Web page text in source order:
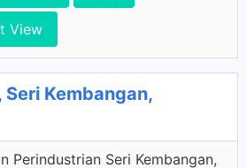
View
Seri Kembangan,
Perindustrian Seri Kembangan,